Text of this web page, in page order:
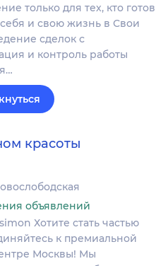
только для тех, кто готов
себя и свою жизнь в Свои
сделок с
и контроль работы
красоты
объявлений
Хотите стать частью
к премиальной
Москвы! Мы